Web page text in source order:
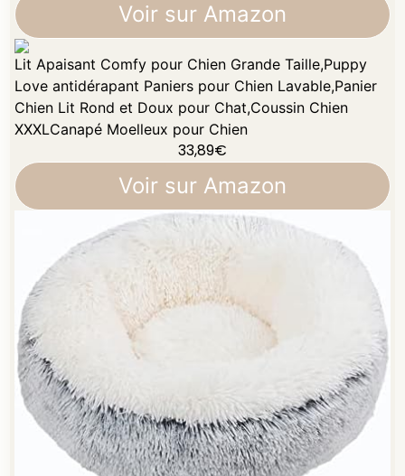
Voir sur Amazon
Lit Apaisant Comfy pour Chien Grande Taille,Puppy
Love antidérapant Paniers pour Chien Lavable,Panier
Chien Lit Rond et Doux pour Chat,Coussin Chien
XXXLCanapé Moelleux pour Chien
33,89€
Voir sur Amazon